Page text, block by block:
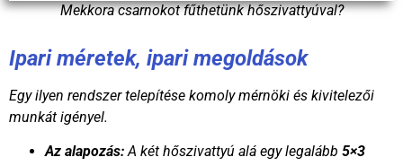
Mekkora csarnokot fűthetünk hőszivattyúval?
Ipari méretek, ipari megoldások
Egy ilyen rendszer telepítése komoly mérnöki és kivitelezői
munkát igényel.
Az alapozás:A két hőszivattyú alá egy legalább 5×3